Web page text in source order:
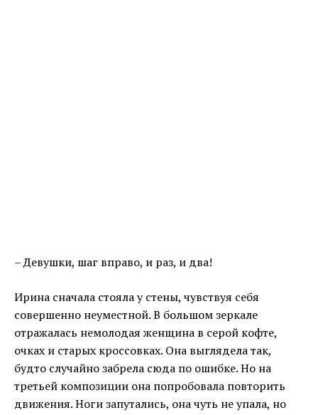
– Девушки, шаг вправо, и раз, и два!
Ирина сначала стояла у стены, чувствуя себя
совершенно неуместной. В большом зеркале
отражалась немолодая женщина в серой кофте,
очках и старых кроссовках. Она выглядела так,
будто случайно забрела сюда по ошибке. Но на
третьей композиции она попробовала повторить
движения. Ноги запутались, она чуть не упала, но